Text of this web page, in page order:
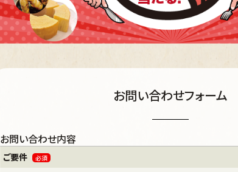
お問い合わせフォーム
お問い合わせ内容
ご要件 必須